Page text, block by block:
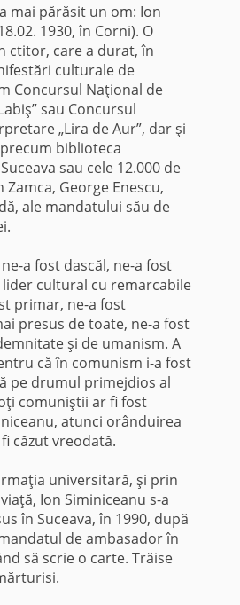
mai părăsit un om: Ion
1930, în Corni). O
ctitor, care a durat, în
culturale de
Concursul Naţional de
sau Concursul
„Lira de Aur”, dar şi
biblioteca
sau cele 12.000 de
George Enescu,
ale mandatului său de
a fost dascăl, ne-a fost
cultural cu remarcabile
primar, ne-a fost
presus de toate, ne-a fost
şi de umanism. A
că în comunism i-a fost
pe drumul primejdios al
comuniştii ar fi fost
atunci orânduirea
căzut vreodată.
universitară, şi prin
Ion Siminiceanu s-a
în Suceava, în 1990, după
de ambasador în
să scrie o carte. Trăise